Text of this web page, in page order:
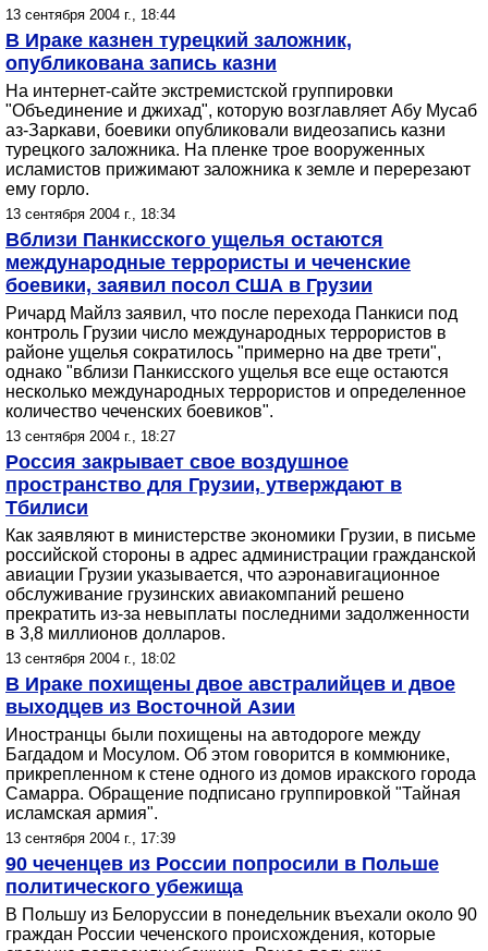
13 сентября 2004 г., 18:44
В Ираке казнен турецкий заложник,
опубликована запись казни
На интернет-сайте экстремистской группировки
"Объединение и джихад", которую возглавляет Абу Мусаб
аз-Заркави, боевики опубликовали видеозапись казни
турецкого заложника. На пленке трое вооруженных
исламистов прижимают заложника к земле и перерезают
ему горло.
13 сентября 2004 г., 18:34
Вблизи Панкисского ущелья остаются
международные террористы и чеченские
боевики, заявил посол США в Грузии
Ричард Майлз заявил, что после перехода Панкиси под
контроль Грузии число международных террористов в
районе ущелья сократилось "примерно на две трети",
однако "вблизи Панкисского ущелья все еще остаются
несколько международных террористов и определенное
количество чеченских боевиков".
13 сентября 2004 г., 18:27
Россия закрывает свое воздушное
пространство для Грузии, утверждают в
Тбилиси
Как заявляют в министерстве экономики Грузии, в письме
российской стороны в адрес администрации гражданской
авиации Грузии указывается, что аэронавигационное
обслуживание грузинских авиакомпаний решено
прекратить из-за невыплаты последними задолженности
в 3,8 миллионов долларов.
13 сентября 2004 г., 18:02
В Ираке похищены двое австралийцев и двое
выходцев из Восточной Азии
Иностранцы были похищены на автодороге между
Багдадом и Мосулом. Об этом говорится в коммюнике,
прикрепленном к стене одного из домов иракского города
Самарра. Обращение подписано группировкой "Тайная
исламская армия".
13 сентября 2004 г., 17:39
90 чеченцев из России попросили в Польше
политического убежища
В Польшу из Белоруссии в понедельник въехали около 90
граждан России чеченского происхождения, которые